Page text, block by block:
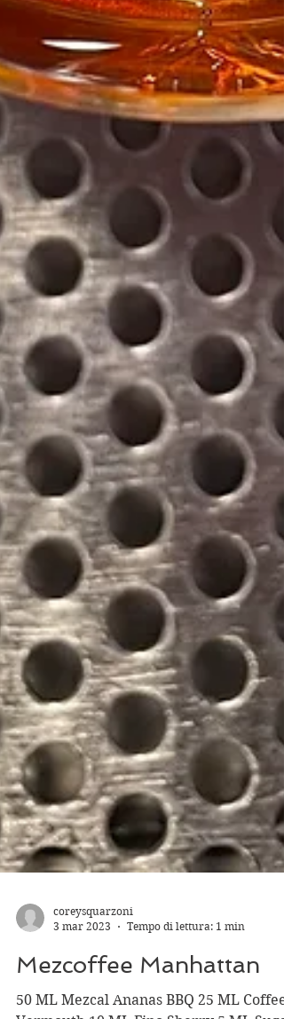
3 mar 2023
Tempo di lettura: 1 min
Mezcoffee Manhattan